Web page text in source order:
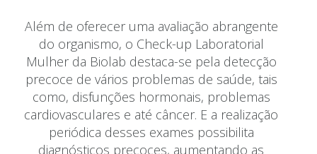
Além de oferecer uma avaliação abrangente
do organismo, o Check-up Laboratorial
Mulher da Biolab destaca-se pela detecção
precoce de vários problemas de saúde, tais
como, disfunções hormonais, problemas
cardiovasculares e até câncer. E a realização
periódica desses exames possibilita
diagnósticos precoces, aumentando as